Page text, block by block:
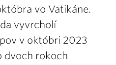
vo Vatikáne.
vyvrcholí
v októbri 2023
dvoch rokoch